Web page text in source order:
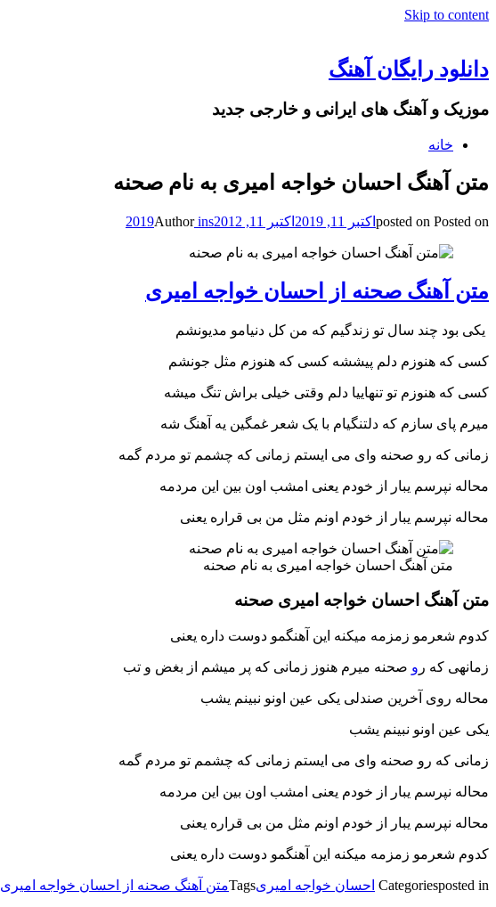
Skip to content
دانلود رایگان آهنگ
موزیک و آهنگ های ایرانی و خارجی جدید
خانه
متن آهنگ احسان خواجه امیری به نام صحنه
posted on Posted on اکتبر 11, 2019 اکتبر 11, 2019 Authorins2012
متن آهنگ صحنه از احسان خواجه امیری
یکی بود چند سال تو زندگیم که من کل دنیامو مدیونشم
کسی که هنوزم دلم پیششه کسی که هنوزم مثل جونشم
کسی که هنوزم تو تنهاییا دلم وقتی خیلی براش تنگ میشه
میرم پای سازم که دلتنگیام با یک شعر غمگین یه آهنگ شه
زمانی که رو صحنه وای می ایستم زمانی که چشمم تو مردم گمه
محاله نپرسم یبار از خودم یعنی امشب اون بین این مردمه
محاله نپرسم یبار از خودم اونم مثل من بی قراره یعنی
متن آهنگ احسان خواجه امیری به نام صحنه
متن آهنگ احسان خواجه امیری صحنه
کدوم شعرمو زمزمه میکنه این آهنگمو دوست داره یعنی
زمانهی که ر و صحنه میرم هنوز زمانی که پر میشم از بغض و تب
محاله روی آخرین صندلی یکی عین اونو نبینم یشب
یکی عین اونو نبینم یشب
زمانی که رو صحنه وای می ایستم زمانی که چشمم تو مردم گمه
محاله نپرسم یبار از خودم یعنی امشب اون بین این مردمه
محاله نپرسم یبار از خودم اونم مثل من بی قراره یعنی
کدوم شعرمو زمزمه میکنه این آهنگمو دوست داره یعنی
Categoriesposted in احسان خواجه امیریTagsمتن آهنگ صحنه از احسان خواجه امیری